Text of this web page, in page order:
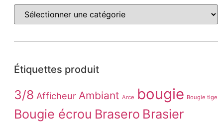
Étiquettes produit
3/8 Afficheur Ambiant Arce bougie Bougie tige
Bougie écrou Brasero Brasier